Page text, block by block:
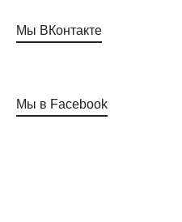
Мы ВКонтакте
Мы в Facebook